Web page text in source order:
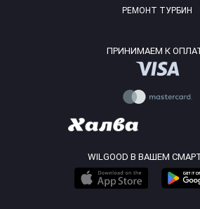
РЕМОНТ ТУРБИН
ПРИНИМАЕМ К
WILGOOD В ВАШЕМ